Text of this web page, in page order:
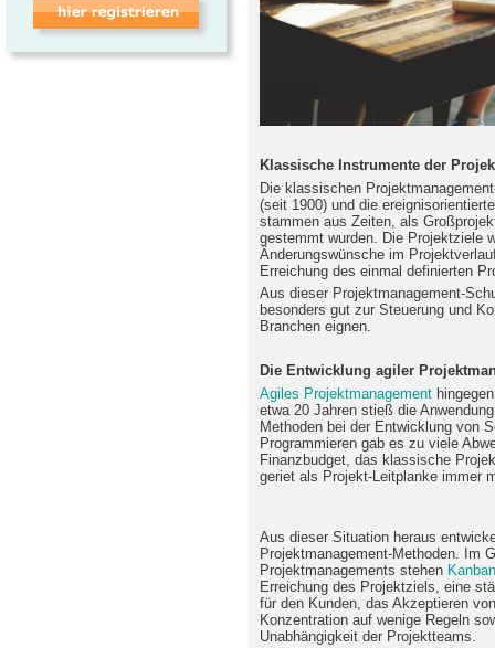
Klassische Instrumente der
Die klassischen
(seit 1900) und die
stammen aus Zeiten, als
gestemmt wurden. Die Projektziele
Änderungswünsche im
Erreichung des einmal definierten
Aus dieser Projektmanagement-
besonders gut zur Steuerung und
Branchen eignen.
Die Entwicklung agiler
Agiles Projektmanagement
etwa 20 Jahren stieß die
Methoden bei der Entwicklung von
Programmieren gab es zu viele
Finanzbudget, das klassische
geriet als Projekt-Leitplanke immer
Aus dieser Situation heraus
Projektmanagement-Methoden. Im
Projektmanagements stehen Kanban
Erreichung des Projektziels, eine
für den Kunden, das Akzeptieren
Konzentration auf wenige Regeln
Unabhängigkeit der Projektteams.